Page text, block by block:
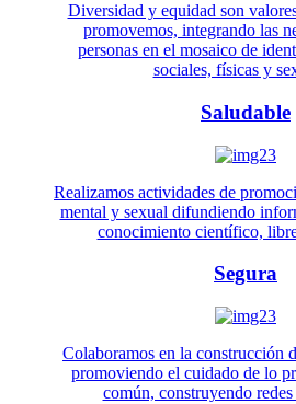
Diversidad y equidad son
promovemos, integrando las
personas en el mosaico de
sociales, físicas y
Saludable
Realizamos actividades de
mental y sexual difundiendo
conocimiento científico,
Segura
Colaboramos en la construcción
promoviendo el cuidado de lo
común, construyendo